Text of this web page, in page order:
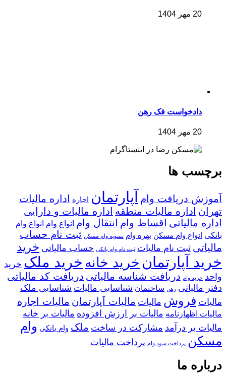
20 مهر 1404
دادخواست فک رهن
20 مهر 1404
برچسب ها
آموزش دریافت وام آپارتمان اجاره
اداره مالیات
تهران اداره مالیات منطقه اداره مالیات و دارایی
اداره مالیاتی اقساط وام انتقال وام انواع وام انواع وام
بانکی
انواع وام مسکن بهره وام تسویه وام مسکن ثبت نام حساب
مالیاتی ثبت نام مالیات ثبت نام وام بانکی حساب مالیاتی خرید
خرید آپارتمان خرید خانه خرید ملک خرید
واحد خرید وام دریافت شناسه مالیاتی دریافت کد مالیاتی
دفتر مالیاتی رهن ساختمان شناسایی مالیات شناسایی ملک
مالیات فروش مالیات مالیات آپارتمان مالیات اجاره
مالیات اظهارنامه مالیات بر ارزش افزوده مالیات بر خانه
مالیات بر درآمد مشارکت در ساخت ملک وام بانکی وام
مسکن پرداخت سود وام پرداخت مالیات
درباره ما